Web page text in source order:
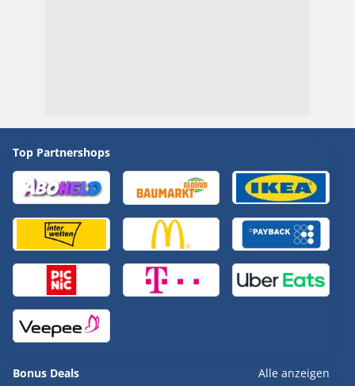
Top Partnershops
Bonus Deals Alle anzeigen